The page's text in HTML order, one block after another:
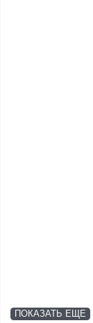
ПОКАЗАТЬ ЕЩЕ